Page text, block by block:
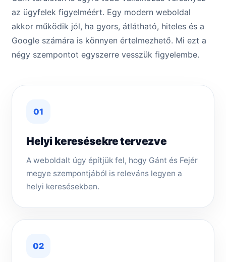
az ügyfelek figyelméért. Egy modern weboldal
akkor működik jól, ha gyors, átlátható, hiteles és a
Google számára is könnyen értelmezhető. Mi ezt a
négy szempontot egyszerre vesszük figyelembe.
01
Helyi keresésekre tervezve
A weboldalt úgy építjük fel, hogy Gánt és Fejér
megye szempontjából is releváns legyen a
helyi keresésekben.
02